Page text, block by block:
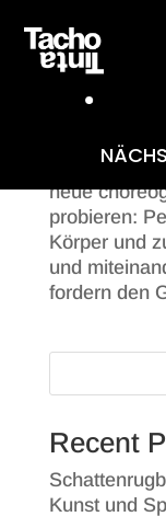
Fiktionsvisum
Pipa
Wir suchen
neue
probieren:
Körper und
und
fordern den
Recent
Kunst und